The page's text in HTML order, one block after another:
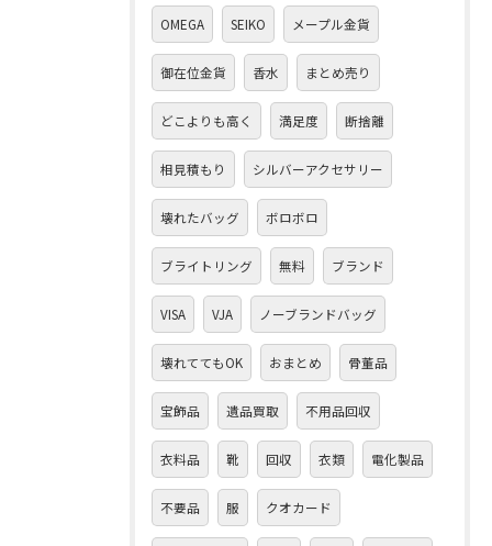
OMEGA SEIKO メープル金貨
御在位金貨 香水 まとめ売り
どこよりも高く 満足度 断捨離
相見積もり シルバーアクセサリー
壊れたバッグ ボロボロ
ブライトリング 無料 ブランド
VISA VJA ノーブランドバッグ
壊れててもOK おまとめ 骨董品
宝飾品 遺品買取 不用品回収
衣料品 靴 回収 衣類 電化製品
不要品 服 クオカード